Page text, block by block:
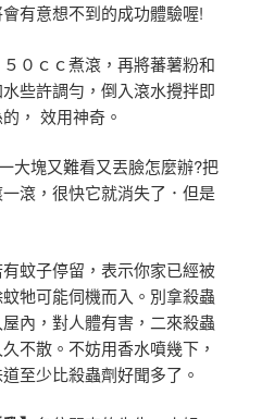
有意想不到的成功體驗喔!
０ｃｃ煮滾，再將蕃薯粉和
些許調勻，倒入滾水攪拌即
， 效用神奇。
大塊又難看又丟臉怎麼辦?把
滾，很快它就消失了．但是
蚊子停留，表示你家已經被
牠可能伺機而入。別拿殺蟲
內，對人體有害，二來殺蟲
不散。不妨用香水噴幾下，
至少比殺蟲劑好聞多了。